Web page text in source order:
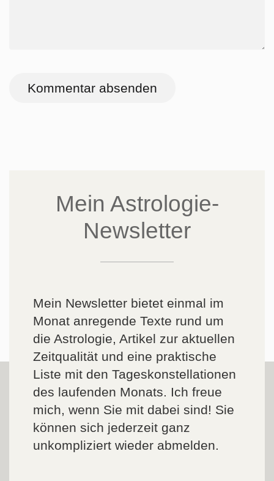
Kommentar absenden
Mein Astrologie-
Newsletter
Mein Newsletter bietet einmal im
Monat anregende Texte rund um
die Astrologie, Artikel zur aktuellen
Zeitqualität und eine praktische
Liste mit den Tageskonstellationen
des laufenden Monats. Ich freue
mich, wenn Sie mit dabei sind! Sie
können sich jederzeit ganz
unkompliziert wieder abmelden.